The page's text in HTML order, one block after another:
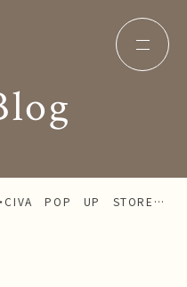
コンセプト
ー中敷き
会社概要
CIVA POP UP STORE